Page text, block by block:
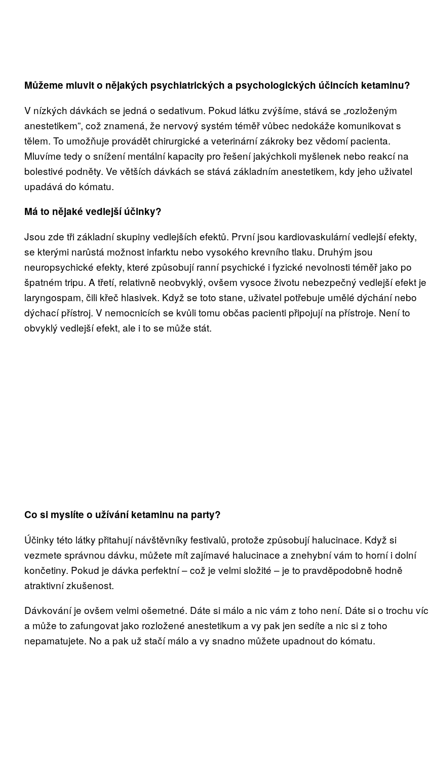
Můžeme mluvit o nějakých psychiatrických a psychologických účincích ketaminu?
V nízkých dávkách se jedná o sedativum. Pokud látku zvýšíme, stává se „rozloženým
anestetikem”, což znamená, že nervový systém téměř vůbec nedokáže komunikovat s
tělem. To umožňuje provádět chirurgické a veterinární zákroky bez vědomí pacienta.
Mluvíme tedy o snížení mentální kapacity pro řešení jakýchkoli myšlenek nebo reakcí na
bolestivé podněty. Ve větších dávkách se stává základním anestetikem, kdy jeho uživatel
upadává do kómatu.
Má to nějaké vedlejší účinky?
Jsou zde tři základní skupiny vedlejších efektů. První jsou kardiovaskulární vedlejší efekty,
se kterými narůstá možnost infarktu nebo vysokého krevního tlaku. Druhým jsou
neuropsychické efekty, které způsobují ranní psychické i fyzické nevolnosti téměř jako po
špatném tripu. A třetí, relativně neobvyklý, ovšem vysoce životu nebezpečný vedlejší efekt je
laryngospam, čili křeč hlasivek. Když se toto stane, uživatel potřebuje umělé dýchání nebo
dýchací přístroj. V nemocnicích se kvůli tomu občas pacienti připojují na přístroje. Není to
obvyklý vedlejší efekt, ale i to se může stát.
Co si myslíte o užívání ketaminu na party?
Účinky této látky přitahují návštěvníky festivalů, protože způsobují halucinace. Když si
vezmete správnou dávku, můžete mít zajímavé halucinace a znehybní vám to horní i dolní
končetiny. Pokud je dávka perfektní – což je velmi složité – je to pravděpodobně hodně
atraktivní zkušenost.
Dávkování je ovšem velmi ošemetné. Dáte si málo a nic vám z toho není. Dáte si o trochu víc
a může to zafungovat jako rozložené anestetikum a vy pak jen sedíte a nic si z toho
nepamatujete. No a pak už stačí málo a vy snadno můžete upadnout do kómatu.